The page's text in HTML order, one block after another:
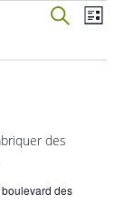
et
vues
Recherche
Liste
des
des